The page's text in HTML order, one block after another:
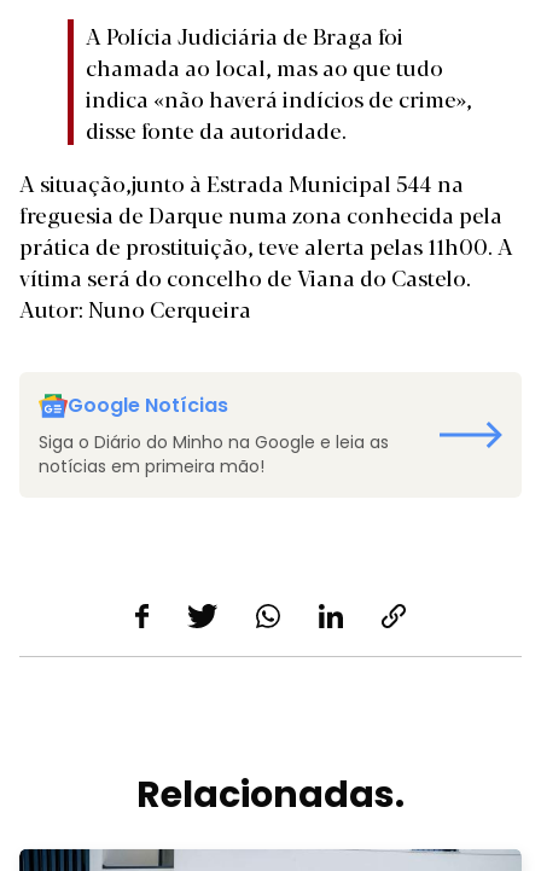
A Polícia Judiciária de Braga foi
chamada ao local, mas ao que tudo
indica «não haverá indícios de crime»,
disse fonte da autoridade.
A situação,junto à Estrada Municipal 544 na
freguesia de Darque numa zona conhecida pela
prática de prostituição, teve alerta pelas 11h00. A
vítima será do concelho de Viana do Castelo.
Autor: Nuno Cerqueira
Google Notícias
Siga o Diário do Minho na Google e leia as
notícias em primeira mão!
Relacionadas.